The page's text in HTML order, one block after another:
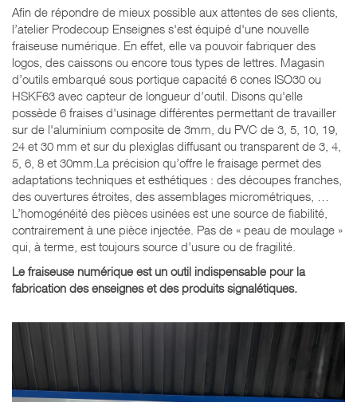
Afin de répondre de mieux possible aux attentes de ses clients,
l’atelier Prodecoup Enseignes s'est équipé d'une nouvelle
fraiseuse numérique. En effet, elle va pouvoir fabriquer des
logos, des caissons ou encore tous types de lettres. Magasin
d’outils embarqué sous portique capacité 6 cones ISO30 ou
HSKF63 avec capteur de longueur d’outil. Disons qu'elle
possède 6 fraises d'usinage différentes permettant de travailler
sur de l'aluminium composite de 3mm, du PVC de 3, 5, 10, 19,
24 et 30 mm et sur du plexiglas diffusant ou transparent de 3, 4,
5, 6, 8 et 30mm.La précision qu’offre le fraisage permet des
adaptations techniques et esthétiques : des découpes franches,
des ouvertures étroites, des assemblages micrométriques, …
L’homogénéité des pièces usinées est une source de fiabilité,
contrairement à une pièce injectée. Pas de « peau de moulage »
qui, à terme, est toujours source d’usure ou de fragilité.
Le fraiseuse numérique est un outil indispensable pour la
fabrication des enseignes et des produits signalétiques.